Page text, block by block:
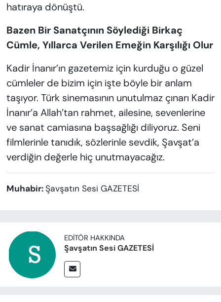
hatıraya dönüştü.
Bazen Bir Sanatçının Söylediği Birkaç
Cümle, Yıllarca Verilen Emeğin Karşılığı Olur
Kadir İnanır’ın gazetemiz için kurduğu o güzel
cümleler de bizim için işte böyle bir anlam
taşıyor. Türk sinemasının unutulmaz çınarı Kadir
İnanır’a Allah’tan rahmet, ailesine, sevenlerine
ve sanat camiasına başsağlığı diliyoruz. Seni
filmlerinle tanıdık, sözlerinle sevdik, Şavşat’a
verdiğin değerle hiç unutmayacağız.
Muhabir:Şavşatın Sesi GAZETESİ
EDITÖR HAKKINDA
Şavşatın Sesi GAZETESİ